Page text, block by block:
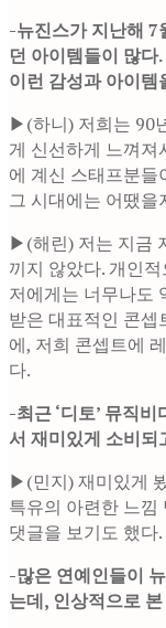
-뉴진스가 지난해 7
던 아이템들이 많
이런 감성과 아이
▶(하니) 저희는 90
게 신선하게 느껴져
에 계신 스태프분들
그 시대에는 어땠을
▶(해린) 저는 지금
끼지 않았다. 개인
저에게는 너무나도
받은 대표적인 콘
에, 저희 콘셉트에
다.
-최근 ‘디토’ 뮤직
서 재미있게 소비되
▶(민지) 재미있게
특유의 아련한 느
댓글을 보기도 했다.
-많은 연예인들이
는데, 인상적으로